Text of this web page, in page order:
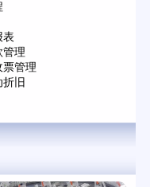
统
及打印
表
管理
票管理
折旧